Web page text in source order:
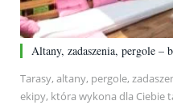
Altany, zadaszenia, pergole –
Tarasy, altany, pergole,
ekipy, która wykona dla Ciebie